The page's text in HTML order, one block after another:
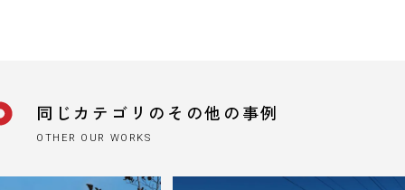
同じカテゴリのその他の事例
OTHER OUR WORKS